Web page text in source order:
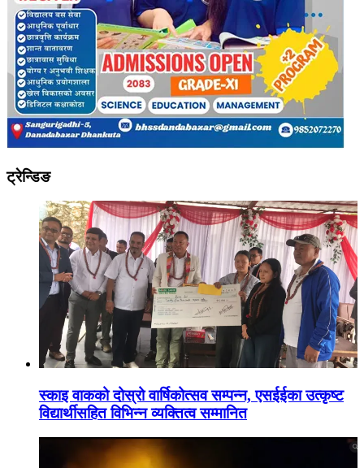
ट्रेन्डिङ
स्काइ वाकको दोस्रो वार्षिकोत्सव सम्पन्न, एसईईका उत्कृष्ट
विद्यार्थीसहित विभिन्न व्यक्तित्व सम्मानित